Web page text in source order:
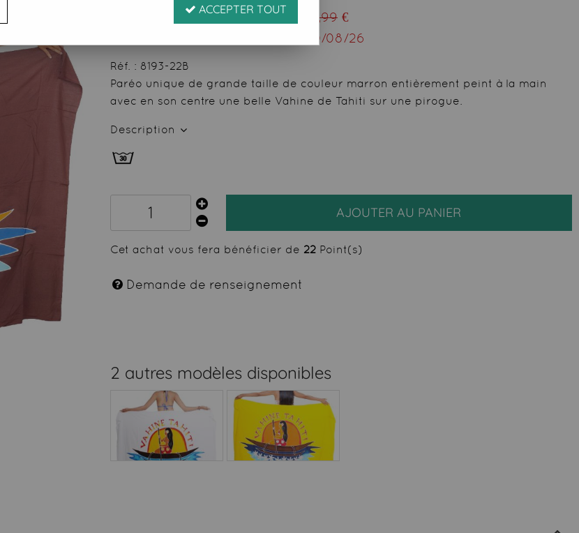
€TTC au lieu de 29,99 €
10/08/26
Réf. : 8193-22B
Paréo unique de grande taille de couleur marron entièrement peint à la main
avec en son centre une belle Vahine de Tahiti sur une pirogue.
Description
AJOUTER AU PANIER
Cet achat vous fera bénéficier de 22 Point(s)
Demande de renseignement
2 autres modèles disponibles
ACCEPTER TOUT